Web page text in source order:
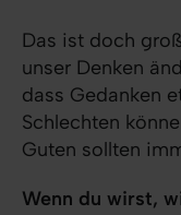
Das ist doch
unser Denken
dass Gedanken
Schlechten
Guten sollten
Wenn du wirst,